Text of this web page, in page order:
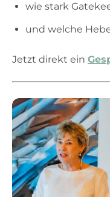
wie stark
und welche
Jetzt direkt ein